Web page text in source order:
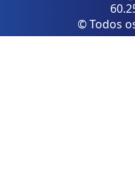
© Todos